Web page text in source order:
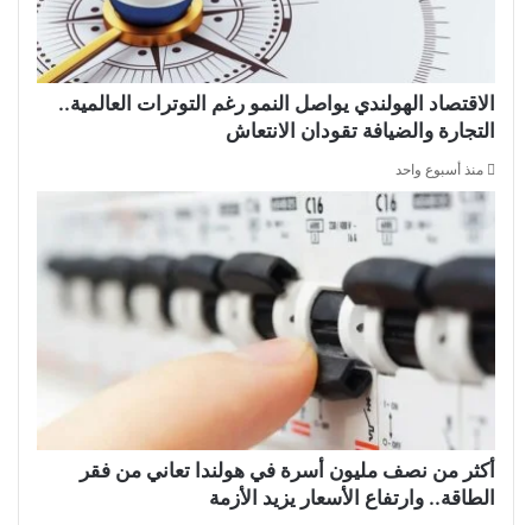
الاقتصاد الهولندي يواصل النمو رغم التوترات العالمية..
التجارة والضيافة تقودان الانتعاش
منذ أسبوع واحد
أكثر من نصف مليون أسرة في هولندا تعاني من فقر
الطاقة.. وارتفاع الأسعار يزيد الأزمة